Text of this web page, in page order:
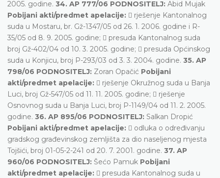
2005. godine. 34. AP 777/06 PODNOSITELJ: Abid Mujak
Pobijani akti/predmet apelacije:  rješenje Kantonalnog
suda u Mostaru, br. Gž-1347/05 od 26. 1. 2006. godine i R-
35/05 od 8. 9. 2005. godine;  presuda Kantonalnog suda
broj Gž-402/04 od 10. 3. 2005. godine;  presuda Općinskog
suda u Konjicu, broj P-293/03 od 3. 3. 2004. godine. 35. AP
798/06 PODNOSITELJ: Zoran Opačić Pobijani
akti/predmet apelacije:  rješenje Okružnog suda u Banja
Luci, broj Gž-547/05 od 11. 11. 2005. godine;  rješenje
Osnovnog suda u Banja Luci, broj P-1149/04 od 11. 2. 2005.
godine. 36. AP 895/06 PODNOSITELJ: Salkan Dropić
Pobijani akti/predmet apelacije:  odluka o određivanju
gradskog građevinskog zemljišta za dio naseljenog mjesta
Tojšići, broj 01-05-2-241 od 20. 7. 2001. godine. 37. AP
960/06 PODNOSITELJ: Šećo Pamuk Pobijani
akti/predmet apelacije:  presuda Kantonalnog suda u